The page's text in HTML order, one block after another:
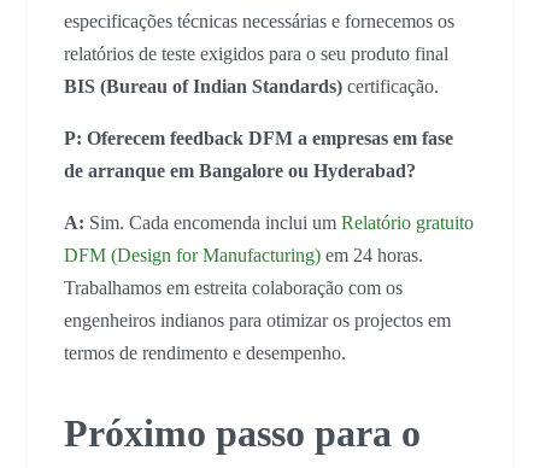
especificações técnicas necessárias e fornecemos os
relatórios de teste exigidos para o seu produto final
BIS (Bureau of Indian Standards) certificação.
P: Oferecem feedback DFM a empresas em fase
de arranque em Bangalore ou Hyderabad?
A: Sim. Cada encomenda inclui um Relatório gratuito
DFM (Design for Manufacturing) em 24 horas.
Trabalhamos em estreita colaboração com os
engenheiros indianos para otimizar os projectos em
termos de rendimento e desempenho.
Próximo passo para o